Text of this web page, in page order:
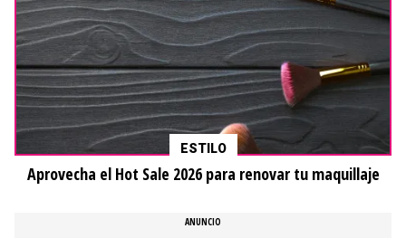
ESTILO
Aprovecha el Hot Sale 2026 para renovar tu maquillaje